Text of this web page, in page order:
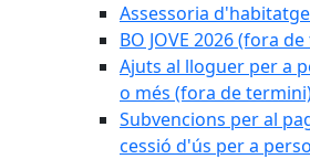
Assessoria
BO JOVE 2026 (fora
Ajuts al lloguer per a
o més (fora de
Subvencions per al
cessió d'ús per a